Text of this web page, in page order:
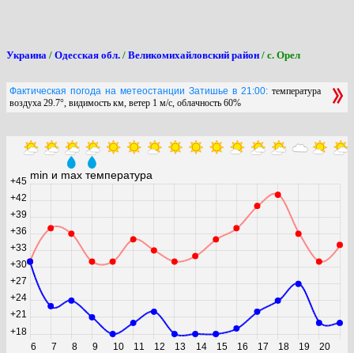
Украина / Одесская обл. / Великомихайловский район / с. Орел
Фактическая погода на метеостанции Затишье в 21:00: температура
воздуха 29.7°, видимость км, ветер 1 м/с, облачность 60%
min и max температура
6 7 8 9 10 11 12 13 14 15 16 17 18 19 20
+18
+21
+24
+27
+30
+33
+36
+39
+42
+45